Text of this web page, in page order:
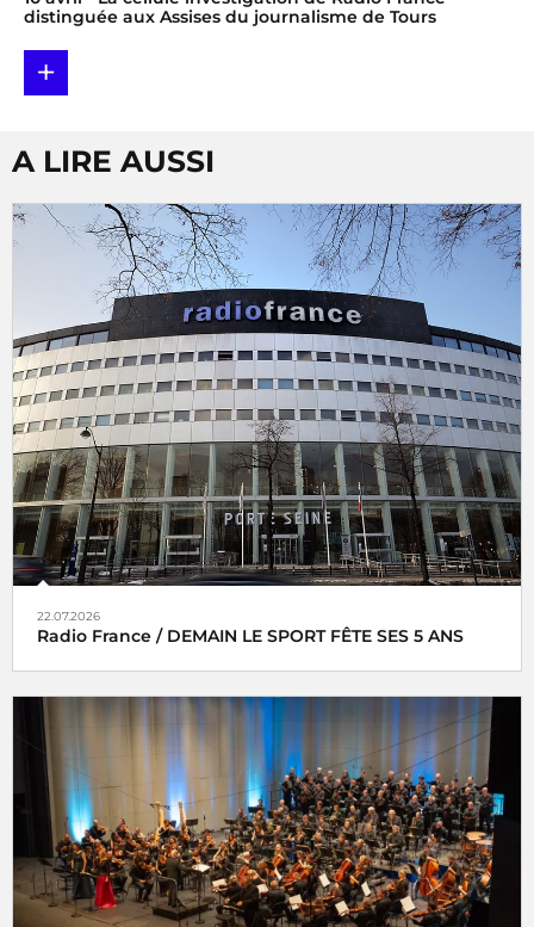
distinguée aux Assises du journalisme de Tours
+
A LIRE AUSSI
22.07.2026
Radio France / DEMAIN LE SPORT FÊTE SES 5 ANS